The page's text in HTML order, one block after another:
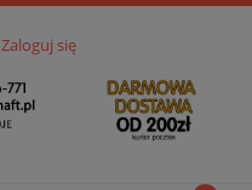
Zaloguj się